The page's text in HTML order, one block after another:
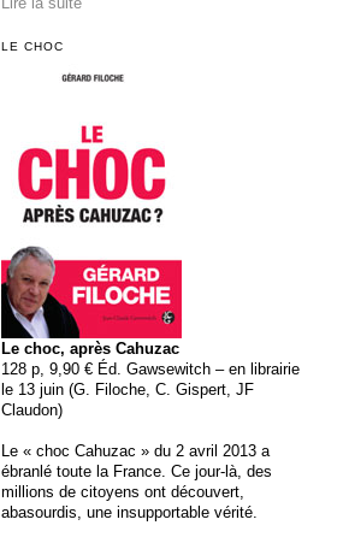
LE CHOC
Le choc, après Cahuzac
128 p, 9,90 € Éd. Gawsewitch – en librairie
le 13 juin (G. Filoche, C. Gispert, JF
Claudon)
Le « choc Cahuzac » du 2 avril 2013 a
ébranlé toute la France. Ce jour-là, des
millions de citoyens ont découvert,
abasourdis, une insupportable vérité.